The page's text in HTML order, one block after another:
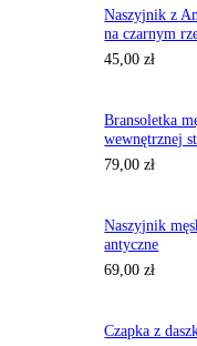
Naszyjnik z
na czarnym
45,00zł
Bransoletka
wewnętrznej
79,00zł
Naszyjnik
antyczne
69,00zł
Czapka z